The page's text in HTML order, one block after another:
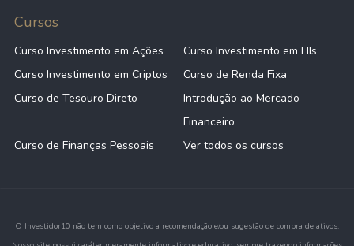
Cursos
Curso Investimento em Ações
Curso Investimento em FIIs
Curso Investimento em Criptos
Curso de Renda Fixa
Curso de Tesouro Direto
Introdução ao Mercado
Financeiro
Curso de Finanças Pessoais
Ver todos os cursos
O Investidor10 não tem como objetivo a recomendação e/ou sugestão de compra de ativos.